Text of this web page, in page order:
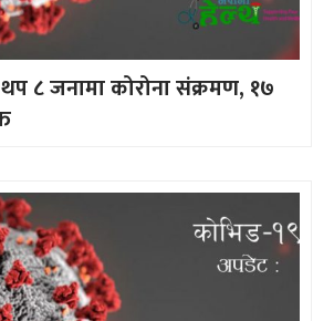
८ जनामा कोरोना संक्रमण, १७